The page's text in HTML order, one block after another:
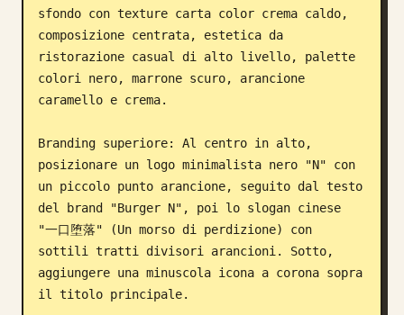
sfondo con texture carta color crema caldo,
composizione centrata, estetica da
ristorazione casual di alto livello, palette
colori nero, marrone scuro, arancione
caramello e crema.
Branding superiore: Al centro in alto,
posizionare un logo minimalista nero "N" con
un piccolo punto arancione, seguito dal testo
del brand "Burger N", poi lo slogan cinese
"一口堕落" (Un morso di perdizione) con
sottili tratti divisori arancioni. Sotto,
aggiungere una minuscola icona a corona sopra
il titolo principale.